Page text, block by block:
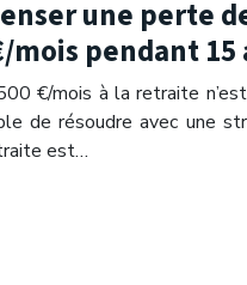
une perte
pendant 15
€/mois à la retraite
de résoudre avec une
est…